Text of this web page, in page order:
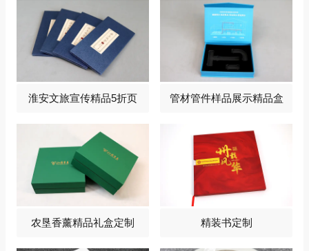
淮安文旅宣传精品5折页 管材管件样品展示精品盒
农垦香薰精品礼盒定制 精装书定制